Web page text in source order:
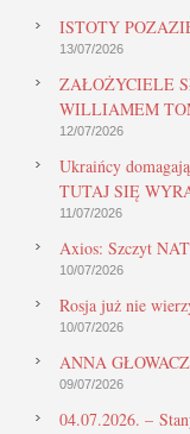
ISTOTY
13/07/2026
ZAŁOŻYCIELE
WILLIAMEM
12/07/2026
Ukraińcy
TUTAJ SIĘ
11/07/2026
Axios: Szczyt
10/07/2026
Rosja już nie
10/07/2026
ANNA
09/07/2026
04.07.2026. –